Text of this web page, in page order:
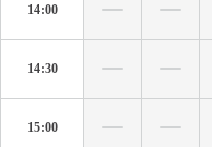
14:00
14:30
15:00